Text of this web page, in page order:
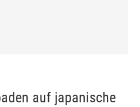
auf japanische